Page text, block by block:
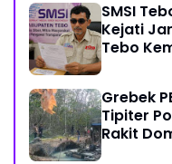
SMSI
Kejati
Tebo
Grebek
Tipiter
Rakit